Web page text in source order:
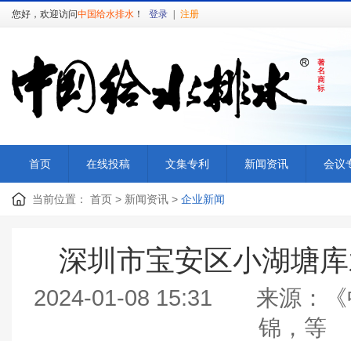
您好，欢迎访问中国给水排水 ！ 登录 注册
首页 在线投稿 文集专利 新闻资讯 会议
当前位置： 首页 > 新闻资讯 > 企业新闻
深圳市宝安区小湖塘
2024-01-08 15:31 来源：
锦，